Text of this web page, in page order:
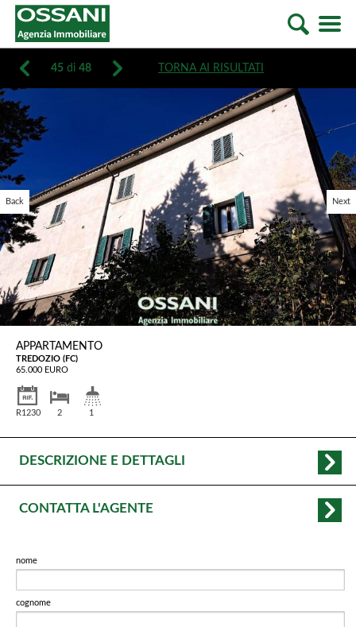
45 di 48 TORNA AI RISULTATI
Back Next
APPARTAMENTO
TREDOZIO (FC)
65.000 EURO
R1230 2 1
DESCRIZIONE E DETTAGLI
CONTATTA L'AGENTE
nome
cognome